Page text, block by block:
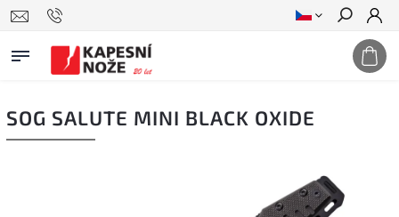
Hledat
SOG SALUTE MINI BLACK OXIDE